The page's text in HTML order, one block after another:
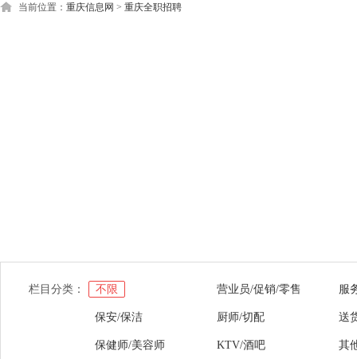
当前位置： 重庆信息网 > 重庆全职招聘
栏目分类： 不限 营业员/促销/零售 服
保安/保洁 厨师/切配 送
保健师/美容师 KTV/酒吧 其